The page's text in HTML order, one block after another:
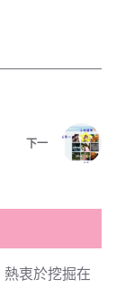
下一
熱衷於挖掘在